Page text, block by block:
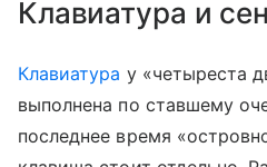
Клавиатура и
Клавиатура у «четыреста
выполнена по ставшему
последнее время